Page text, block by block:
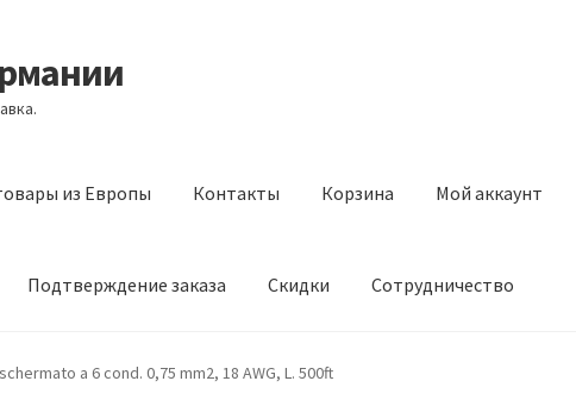
из Европы Контакты Корзина Мой аккаунт
Подтверждение заказа Скидки Сотрудничество
Европы КонтактыКорзина Мой аккаунт
a 6 cond. 0,75 mm2, 18 AWG, L. 500ft